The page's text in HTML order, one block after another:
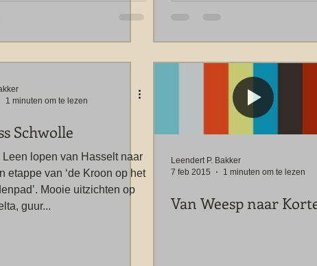
1 minuten om te lezen
Schwolle
Leen lopen van Hasselt naar
etappe van ‘de Kroon op het
Mooie uitzichten op
guur...
Leendert P. Bakker
7 feb 2015
1 minuten om te lezen
Van Weesp naar